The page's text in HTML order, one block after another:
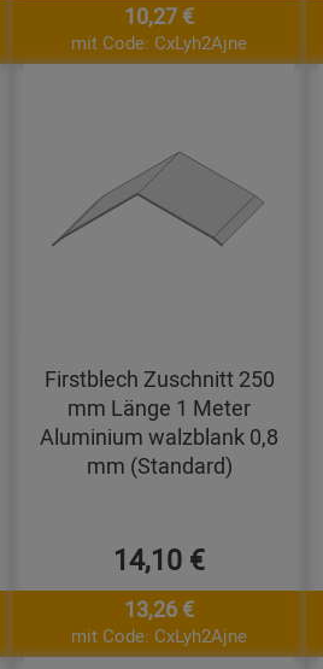
10,27 €
mit Code: CxLyh2Ajne
Firstblech Zuschnitt 250
mm Länge 1 Meter
Aluminium walzblank 0,8
mm (Standard)
14,10 €
13,26 €
mit Code: CxLyh2Ajne